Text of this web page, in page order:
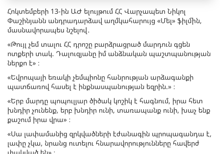
Հոկտեմբերի 13-ին ԱԺ ելույթում ՀՀ Վարչապետ Նիկոլ
Փաշինյանն անդրադարձավ աղմկահարույց «Մել» ֆիլմին,
մասնավորապես նշելով․
«Թույլ չեմ տալու ՀՀ դրոշը բարձրացրած մարդուն գցեն
ոտքերի տակ. Դալուզյանը իմ անձնական պաշտպանության
ներքո է» ։
«Եվրոպայի եռակի չեմպիոնը հանրության արձագանքի
պատճառով հասել է ինքնասպանության եզրին.» ։
«Երբ մարդը պոպուլյար ծիծակ կոշիկ է հագնում, իրա հետ
խնդիր չունենք, երբ խնդիր ունի, տառապանք ունի, խաչ ենք
քաշում իրա վրա» ։
«Սա լափամանից զրկվածների էժանագին պրոպագանդա է,
լափը չկա, նրանց ուտելու հնարավորությունները հավերժ
փակված են» ։